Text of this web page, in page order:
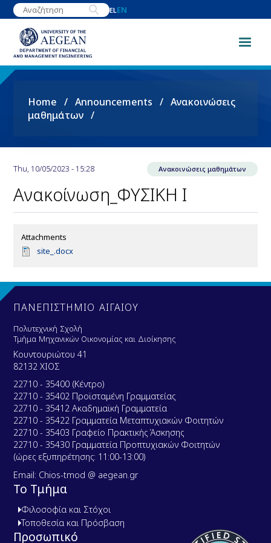
Skip
to
content
ELEN
Breadcrumb
Home Announcements
Ανακοινώσεις
μαθημάτων
Thu, 10/05/2023 - 15:28 Ανακοινώσεις μαθημάτων
Ανακοίνωση_ΦΥΣΙΚΗ Ι
Attachments
D
u
e
n
t
site_.docx
ΠΑΝΕΠΙΣΤΗΜΙΟ ΑΙΓΑΙΟΥ
Πολυτεχνική Σχολή
Τμήμα Μηχανικών Οικονομίας και Διοίκησης
Κουντουριώτου 41
82132 ΧΙΟΣ
22710 - 35400 (Κέντρο)
22710 - 35402 Προϊσταμένη Γραμματείας
22710 - 35412 Ακαδημαϊκή Γραμματεία
22710 - 35422 Γραμματεία Μεταπτυχιακών Φοιτητών
22710 - 35403 Γραφείο Πρακτικής Άσκησης
22710 - 35430 Γραμματεία Προπτυχιακών Φοιτητών
(ώρες εξυπηρέτησης: 11:00-13:00)
Email: Chios-tmod @ aegean.gr
Το Τμήμα
Φιλοσοφία και Στόχοι
Τοποθεσία και Πρόσβαση
Προσωπικό